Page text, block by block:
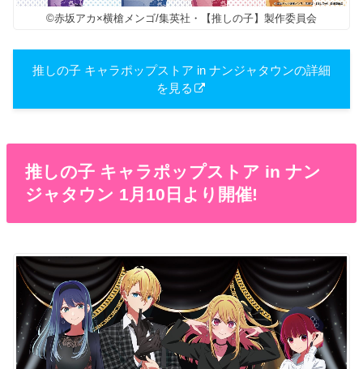
©赤坂アカ×横槍メンゴ/集英社・【推しの子】製作委員会
推しの子 キャラポップストア in ナンジャタウンの詳細
を見る
推しの子 キャラポップストア in ナン
ジャタウン 1月10日より開催!